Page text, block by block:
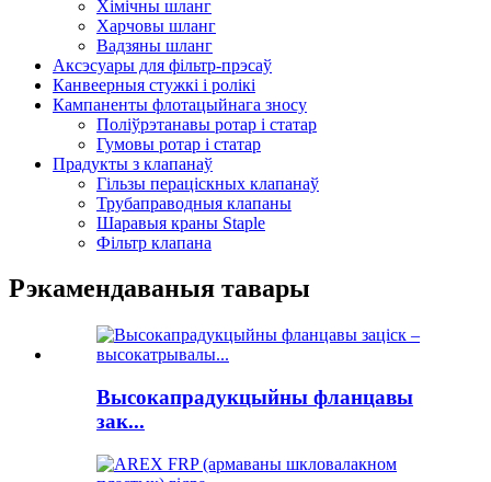
Хімічны шланг
Харчовы шланг
Вадзяны шланг
Аксэсуары для фільтр-прэсаў
Канвеерныя стужкі і ролікі
Кампаненты флотацыйнага зносу
Поліўрэтанавы ротар і статар
Гумовы ротар і статар
Прадукты з клапанаў
Гільзы пераціскных клапанаў
Трубаправодныя клапаны
Шаравыя краны Staple
Фільтр клапана
Рэкамендаваныя тавары
Высокапрадукцыйны фланцавы
зак...